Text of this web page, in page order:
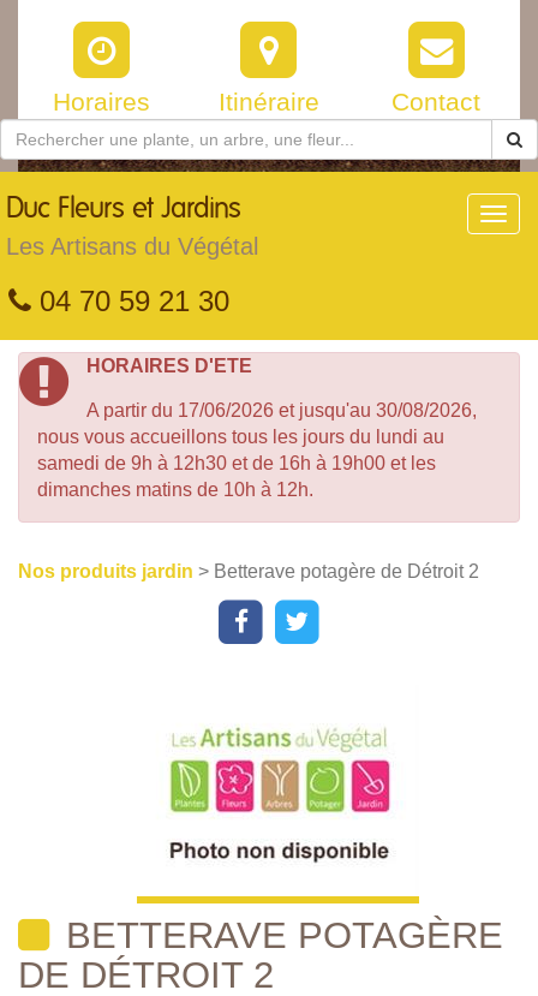
Horaires Itinéraire Contact
Duc Fleurs et Jardins
Les Artisans du Végétal
04 70 59 21 30
HORAIRES D'ETE
A partir du 17/06/2026 et jusqu'au 30/08/2026,
nous vous accueillons tous les jours du lundi au
samedi de 9h à 12h30 et de 16h à 19h00 et les
dimanches matins de 10h à 12h.
Nos produits jardin > Betterave potagère de Détroit 2
BETTERAVE POTAGÈRE
DE DÉTROIT 2